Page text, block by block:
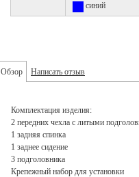
синий
Обзор Написать отзыв
Комплектация изделия:
2 передних чехла с литыми
1 задняя спинка
1 заднее сидение
3 подголовника
Крепежный набор для установки